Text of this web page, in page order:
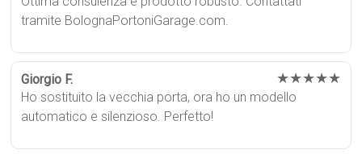
tramite BolognaPortoniGarage.com.
Giorgio F. ★★★★★
Ho sostituito la vecchia porta, ora ho un modello
automatico e silenzioso. Perfetto!